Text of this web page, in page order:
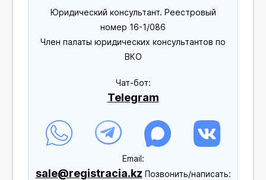
Юридический консультант. Реестровый
номер 16-1/086
Член палаты юридических консультантов по
ВКО
Чат-бот:
Telegram
Еmail:
sale@registracia.kz Позвонить/написать: